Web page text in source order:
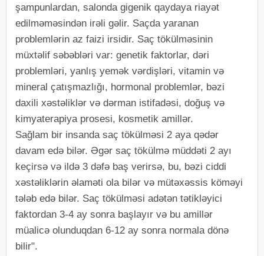
şampunlardan, salonda gigenik qaydaya riayət
edilməməsindən irəli gəlir. Saçda yaranan
problemlərin az faizi irsidir. Saç tökülməsinin
müxtəlif səbəbləri var: genetik faktorlar, dəri
problemləri, yanlış yemək vərdişləri, vitamin və
mineral çatışmazlığı, hormonal problemlər, bəzi
daxili xəstəliklər və dərman istifadəsi, doğuş və
kimyaterapiya prosesi, kosmetik amillər.
Sağlam bir insanda saç tökülməsi 2 aya qədər
davam edə bilər. Əgər saç tökülmə müddəti 2 ayı
keçirsə və ildə 3 dəfə baş verirsə, bu, bəzi ciddi
xəstəliklərin əlaməti ola bilər və mütəxəssis köməyi
tələb edə bilər. Saç tökülməsi adətən tətikləyici
faktordan 3-4 ay sonra başlayır və bu amillər
müalicə olunduqdan 6-12 ay sonra normala dönə
bilir".